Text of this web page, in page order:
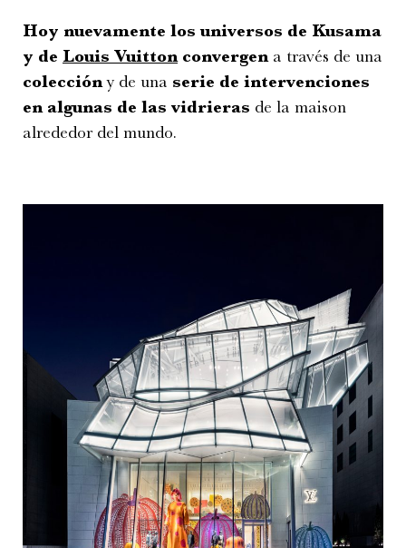
Hoy nuevamente los universos de Kusama
y de Louis Vuittonconvergen a través de una
coleccióny de una serie de intervenciones
en algunas de las vidrieras de la maison
alrededor del mundo.